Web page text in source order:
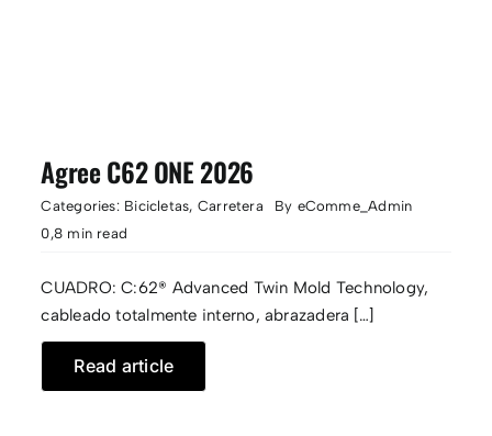
Agree C62 ONE 2026
Categories: Bicicletas, Carretera By eComme_Admin
0,8 min read
CUADRO: C:62® Advanced Twin Mold Technology,
cableado totalmente interno, abrazadera […]
Read article